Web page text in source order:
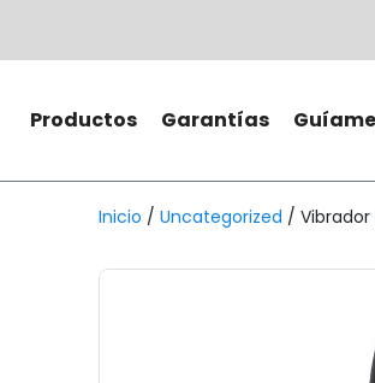
Productos Garantías Guíame
Inicio / Uncategorized / Vibrador